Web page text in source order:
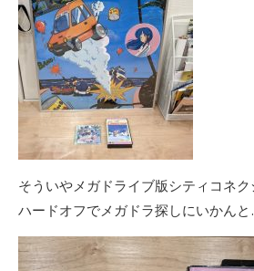
そういやメガドライブ版シティコネク
ハードオフでメガドラ探しにいかんと